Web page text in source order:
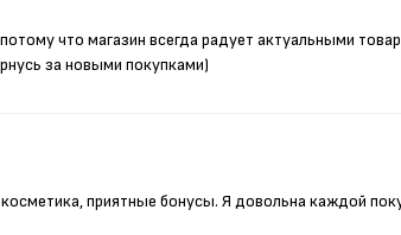
что магазин всегда радует актуальными
за новыми покупками)
приятные бонусы. Я довольна каждой